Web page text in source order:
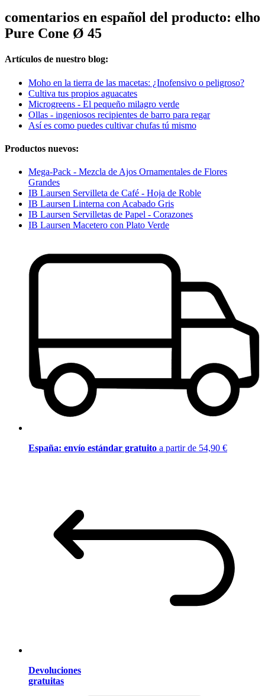
comentarios en español del producto: elho
Pure Cone Ø 45
Artículos de nuestro blog:
Moho en la tierra de las macetas: ¿Inofensivo o peligroso?
Cultiva tus propios aguacates
Microgreens - El pequeño milagro verde
Ollas - ingeniosos recipientes de barro para regar
Así es como puedes cultivar chufas tú mismo
Productos nuevos:
Mega-Pack - Mezcla de Ajos Ornamentales de Flores
Grandes
IB Laursen Servilleta de Café - Hoja de Roble
IB Laursen Linterna con Acabado Gris
IB Laursen Servilletas de Papel - Corazones
IB Laursen Macetero con Plato Verde
España: envío estándar gratuito a partir de 54,90 €
Devoluciones
gratuitas